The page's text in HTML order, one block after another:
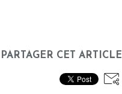
PARTAGER CET ARTICLE